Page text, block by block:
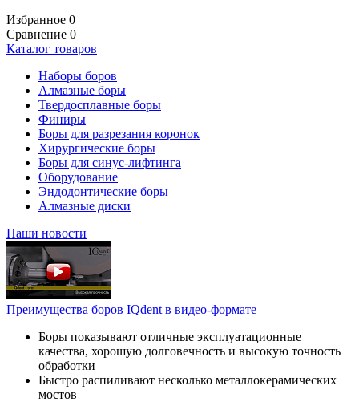
Избранное 0
Сравнение 0
Каталог товаров
Наборы боров
Алмазные боры
Твердосплавные боры
Финиры
Боры для разрезания коронок
Хирургические боры
Боры для синус-лифтинга
Оборудование
Эндодонтические боры
Алмазные диски
Наши новости
Преимущества боров IQdent в видео-формате
Боры показывают отличные эксплуатационные
качества, хорошую долговечность и высокую точность
обработки
Быстро распиливают несколько металлокерамических
мостов